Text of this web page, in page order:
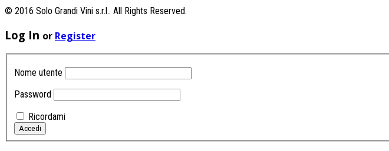
© 2016 Solo Grandi Vini s.r.l.. All Rights Reserved.
Log In or Register
Nome utente
Password
Ricordami